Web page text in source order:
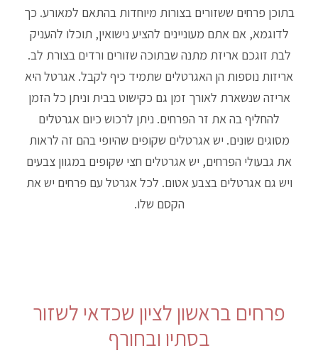
בתוכן פרחים ששזורים בצורות מיוחדות בהתאם למאורע. כך
לדוגמא, אם אתם מעוניינים להציע נישואין, תוכלו להעניק
לבת זוגכם אריזת מתנה שבתוכה שזורים ורדים בצורת לב.
אריזות נוספות הן האגרטלים שתמיד כיף לקבל. אגרטל היא
אריזה שנשארת לאורך זמן גם כקישוט בבית וניתן כל הזמן
להחליף בה את זר הפרחים. ניתן לרכוש כיום אגרטלים
מסוגים שונים. יש אגרטלים שקופים שהיופי בהם זה לראות
את גבעולי הפרחים, יש אגרטלים חצי שקופים במגוון צבעים
ויש גם אגרטלים בצבע אטום. לכל אגרטל עם פרחים יש את
הקסם שלו.
פרחים בראשון לציון שכדאי לשזור
בסתיו ובחורף